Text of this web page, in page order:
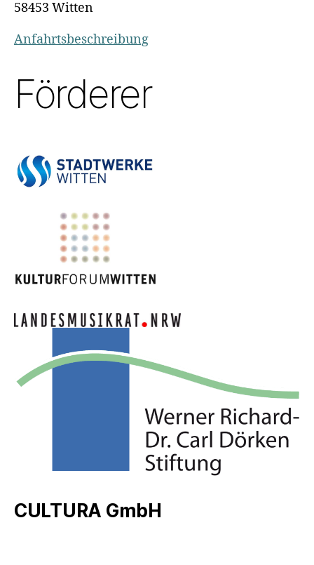
58453 Witten
Anfahrtsbeschreibung
Förderer
CULTURA GmbH